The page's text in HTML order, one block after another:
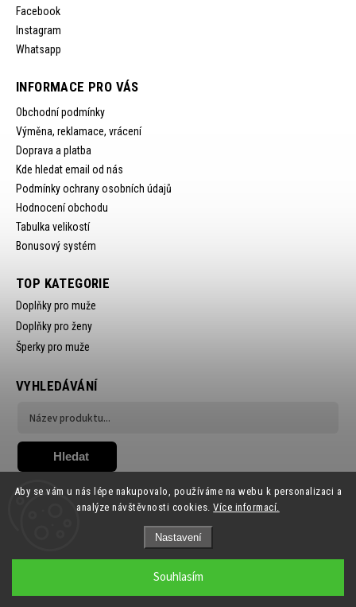
Aby se vám u nás lépe nakupovalo, používáme na webu k personalizaci a
analýze návštěvnosti cookies.Více informací.
Nastavení
Souhlasím
Facebook
Instagram
Whatsapp
INFORMACE PRO VÁS
Obchodní podmínky
Výměna, reklamace, vrácení
Doprava a platba
Kde hledat email od nás
Podmínky ochrany osobních údajů
Hodnocení obchodu
Tabulka velikostí
Bonusový systém
TOP KATEGORIE
Doplňky pro muže
Doplňky pro ženy
Šperky pro muže
VYHLEDÁVÁNÍ
Hledat
Ewena.CZ. Všechna práva vyhrazena.